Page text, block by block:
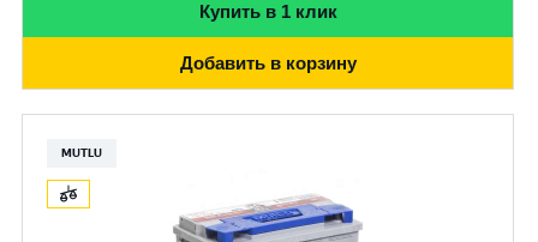
Купить в 1 клик
Добавить в корзину
MUTLU